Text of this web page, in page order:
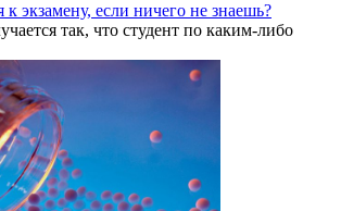
к экзамену, если ничего не знаешь?
так, что студент по каким-либо